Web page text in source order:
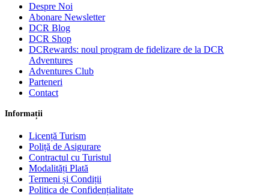
Despre Noi
Abonare Newsletter
DCR Blog
DCR Shop
DCRewards: noul program de fidelizare de la DCR
Adventures
Adventures Club
Parteneri
Contact
Informații
Licență Turism
Poliță de Asigurare
Contractul cu Turistul
Modalități Plată
Termeni și Condiții
Politica de Confidențialitate